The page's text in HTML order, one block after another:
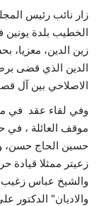
زار نائب رئيس
الخطيب بلدة
زين الدين، معزيا،
الدين الذي قضى
الاصلاحي بين آل
وفي لقاء عقد في
موقف العائلة ، في
حسين الحاج حسن،
زعيتر ممثلا قيادة
والشيخ عباس زغيب
والاديان" الدكتور